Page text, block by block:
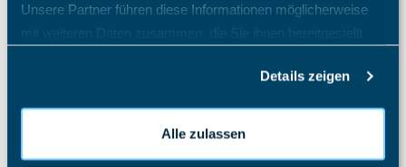
Unsere Partner führen diese Informationen möglicherweise
mit weiteren Daten zusammen, die Sie ihnen bereitgestellt
Details zeigen
Alle zulassen
Schichtplaner - Ressourcenplaner
Spesenrechner - Reisekostenmanager
Teamkalender - Gruppenkalender
Das Speichern konnte nicht durchgeführt werden, da
die Personal-Nr. nicht eindeutig ist.
Gibt es TimO auch als On-Premises oder Inhouse-